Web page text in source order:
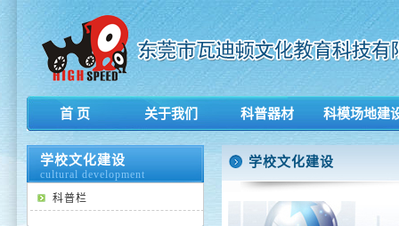
首 页 关于我们 科普器材 科模场地建
学校文化建设
cultural development
科普栏
学校文化建设